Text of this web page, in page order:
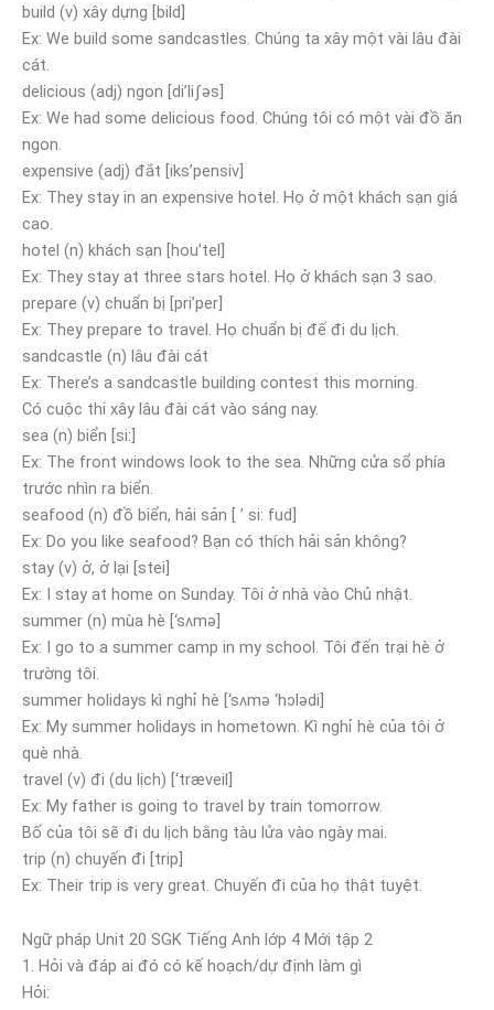
build (v) xây dựng [bild]
Ex: We build some sandcastles. Chúng ta xây một vài lâu đài
cát.
delicious (adj) ngon [di’liʃəs]
Ex: We had some delicious food. Chúng tôi có một vài đồ ăn
ngon.
expensive (adj) đắt [iks’pensiv]
Ex: They stay in an expensive hotel. Họ ở một khách sạn giá
cao.
hotel (n) khách sạn [hou’tel]
Ex: They stay at three stars hotel. Họ ở khách sạn 3 sao.
prepare (v) chuẩn bị [pri’per]
Ex: They prepare to travel. Họ chuẩn bị đế đi du lịch.
sandcastle (n) lâu đài cát
Ex: There’s a sandcastle building contest this morning.
Có cuộc thi xây lâu đài cát vào sáng nay.
sea (n) biển [si:]
Ex: The front windows look to the sea. Những cửa sổ phía
trước nhìn ra biển.
seafood (n) đồ biển, hải sản [ ’ si: fud]
Ex: Do you like seafood? Bạn có thích hải sản không?
stay (v) ở, ở lại [stei]
Ex: I stay at home on Sunday. Tôi ở nhà vào Chủ nhật.
summer (n) mùa hè [‘sʌmə]
Ex: I go to a summer camp in my school. Tôi đến trại hè ở
trường tôi.
summer holidays kì nghỉ hè [‘sʌmə ‘hɔlədi]
Ex: My summer holidays in hometown. Kì nghỉ hè của tôi ở
què nhà.
travel (v) đi (du lịch) [‘træveil]
Ex: My father is going to travel by train tomorrow.
Bố của tôi sẽ đi du lịch bằng tàu lửa vào ngày mai.
trip (n) chuyến đi [trip]
Ex: Their trip is very great. Chuyến đi của họ thật tuyệt.
Ngữ pháp Unit 20 SGK Tiếng Anh lớp 4 Mới tập 2
1. Hỏi và đáp ai đó có kế hoạch/dự định làm gì
Hỏi: